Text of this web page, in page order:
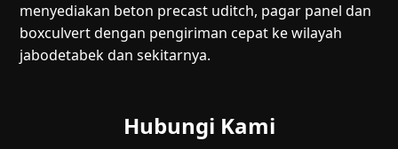
menyediakan beton precast uditch, pagar panel dan
boxculvert dengan pengiriman cepat ke wilayah
jabodetabek dan sekitarnya.
Hubungi Kami